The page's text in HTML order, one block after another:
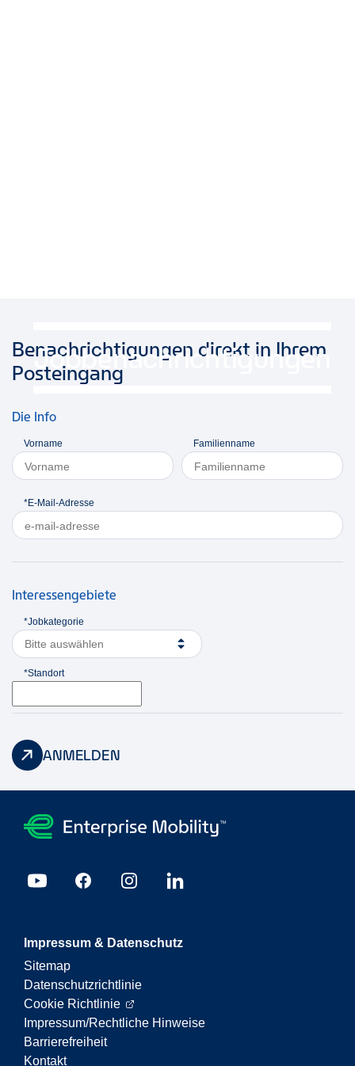
Jobbenachrichtigungen
Benachrichtigungen direkt in Ihrem
Posteingang
Die Info
Vorname Familienname
*E-Mail-Adresse
Interessengebiete
*Jobkategorie
Bitte auswählen
*Standort
ANMELDEN
Impressum & Datenschutz
Sitemap
Datenschutzrichtlinie
Cookie Richtlinie
Impressum/Rechtliche Hinweise
Barrierefreiheit
Kontakt